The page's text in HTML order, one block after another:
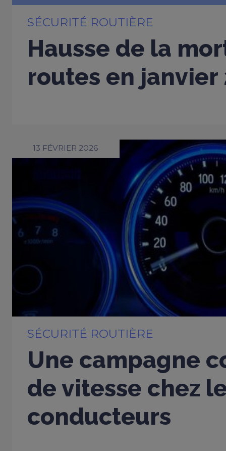
SÉCURITÉ ROUTIÈRE
Hausse de la
routes en janvier
13 FÉVRIER 2026
SÉCURITÉ ROUTIÈRE
Une campagne
de vitesse chez
conducteurs